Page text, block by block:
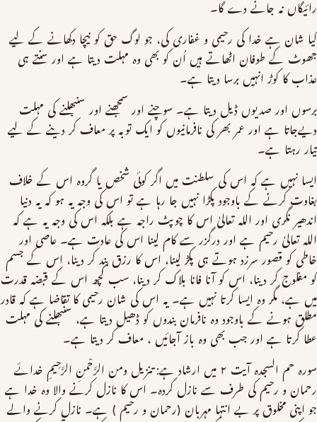
رائیگاں نہ جانے دے گا۔
کیا شان ہے خدا کی رحیمی و غفاری کی، جو لوگ حق کو نیچا دکھانے کے لیے
جھوٹ کے طوفان اٹھاتے ہیں اُن کو بھی وہ مہلت دیتا ہے اور سنتے ہی
عذاب کا کوڑ انہیں برسا دیتا ہے۔
برسوں اور صدیوں ڈیل دیتا ہے۔ سوچنے اور سمجھنے اور سنبھلنے کی مہلت
دیےجاتا ہے اور عمر بھر کی نافرمانیوں کو ایک توبہ پر معاف کر دینے کے لیے
تیار رہتا ہے۔
ایسا نہیں ہے کہ اس کی سلطنت میں اگر کوئی شخص یا گروہ اس کے خلاف
بغاوت کرنے کے باوجود پکڑا نہیں جا رہا ہے تو اس کی وجہ یہ ہو کہ یہ دنیا
اندھیر نگری اور اللہ تعالیٰ اس کا چوپٹ راجہ ہے بلکہ اس کی وجہ یہ ہے کہ
اللہ تعالیٰ رحیم ہے اور درگزر سے کام لینا اس کی عادت ہے۔ عاصی اور
خاطی کو قصور سرزد ہوتے ہی پکڑ لینا، اس کا رزق بند کر دینا، اس کے جسم
کو مفلوج کر دینا، اس کو آنا فانا بلاک کر دینا، سب کچھ اس کے قبضہ قدرت
میں ہے، مگر وہ ایسا کرتا نہیں ہے۔ یہ اس کی شان رحیمی کا تقاضا ہے کہ قادر
مطلق ہونے کے باوجود وہ نافرمان بندوں کو ڈھیل دیتا ہے، سنبھلنے کی مہلت
عطا کرتا ہے اور جب بھی وہ باز آجائیں ، معاف کر دیتا ہے۔
سورہ حم السجدہ آیت ۲ میں ارشاد ہے: تنزيل ومن الرَّحْمنِ الرَّحِيمِ خدائے
رحمان و رحیم کی طرف سے نازل کردہ۔ اس کا نازل کرنے والا وہ خدا ہے
جو اپنی مخلوق پر بے انتہا مہربان (رحمان و رحیم ) ہے۔ نازل کرنے والے